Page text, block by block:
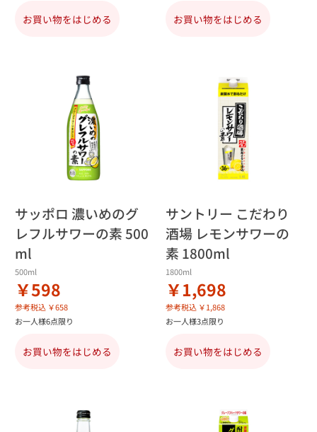
お買い物をはじめる お買い物をはじめる
サッポロ 濃いめのグ
レフルサワーの素 500
ml
500ml
￥598
参考税込 ￥658
お一人様6点限り
お買い物をはじめる
サントリー こだわり
酒場 レモンサワーの
素 1800ml
1800ml
￥1,698
参考税込 ￥1,868
お一人様3点限り
お買い物をはじめる